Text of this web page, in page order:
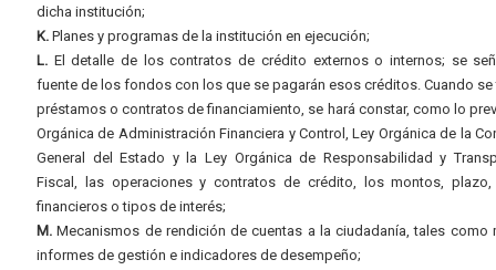
dicha institución;
K. Planes y programas de la institución en ejecución;
L. El detalle de los contratos de crédito externos o internos; se
fuente de los fondos con los que se pagarán esos créditos. Cuando se
préstamos o contratos de financiamiento, se hará constar, como lo
Orgánica de Administración Financiera y Control, Ley Orgánica de la
General del Estado y la Ley Orgánica de Responsabilidad y
Fiscal, las operaciones y contratos de crédito, los montos,
financieros o tipos de interés;
M. Mecanismos de rendición de cuentas a la ciudadanía, tales como
informes de gestión e indicadores de desempeño;